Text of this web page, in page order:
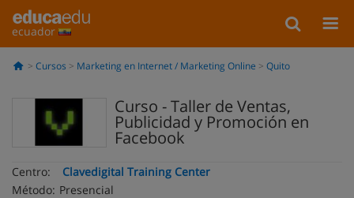
ecuador
Cursos Marketing en Internet / Marketing Online Quito
Curso - Taller de Ventas,
Publicidad y Promoción en
Facebook
Centro:
Clavedigital Training Center
Método: Presencial